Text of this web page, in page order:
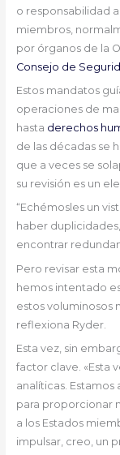
o responsabilidad
miembros,
por órganos de la
Consejo de
Estos mandatos
operaciones de
hasta derechos
de las décadas se
que a veces se
su revisión es un
“Echémosles un
haber
encontrar
Pero revisar esta
hemos intentado
estos voluminosos
reflexiona Ryder.
Esta vez, sin
factor clave. «Esta
analíticas. Estamos
para proporcionar
a los Estados
impulsar, creo, un